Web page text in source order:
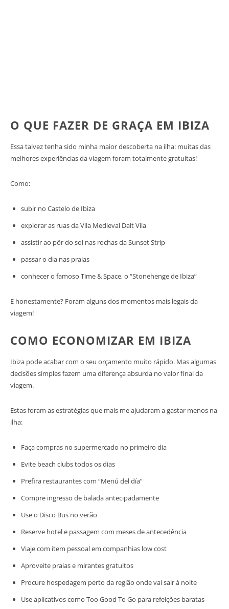
O QUE FAZER DE GRAÇA EM IBIZA
Essa talvez tenha sido minha maior descoberta na ilha: muitas das
melhores experiências da viagem foram totalmente gratuitas!
Como:
subir no Castelo de Ibiza
explorar as ruas da Vila Medieval Dalt Vila
assistir ao pôr do sol nas rochas da Sunset Strip
passar o dia nas praias
conhecer o famoso Time & Space, o “Stonehenge de Ibiza”
E honestamente? Foram alguns dos momentos mais legais da
viagem!
COMO ECONOMIZAR EM IBIZA
Ibiza pode acabar com o seu orçamento muito rápido. Mas algumas
decisões simples fazem uma diferença absurda no valor final da
viagem.
Estas foram as estratégias que mais me ajudaram a gastar menos na
ilha:
Faça compras no supermercado no primeiro dia
Evite beach clubs todos os dias
Prefira restaurantes com “Menú del día”
Compre ingresso de balada antecipadamente
Use o Disco Bus no verão
Reserve hotel e passagem com meses de antecedência
Viaje com item pessoal em companhias low cost
Aproveite praias e mirantes gratuitos
Procure hospedagem perto da região onde vai sair à noite
Use aplicativos como Too Good To Go para refeições baratas